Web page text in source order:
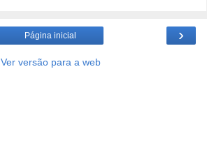
›
Página inicial
Ver versão para a web